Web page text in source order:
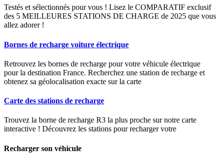
Testés et sélectionnés pour vous ! Lisez le COMPARATIF exclusif
des 5 MEILLEURES STATIONS DE CHARGE de 2025 que vous
allez adorer !
Bornes de recharge voiture électrique
Retrouvez les bornes de recharge pour votre véhicule électrique
pour la destination France. Recherchez une station de recharge et
obtenez sa géolocalisation exacte sur la carte
Carte des stations de recharge
Trouvez la borne de recharge R3 la plus proche sur notre carte
interactive ! Découvrez les stations pour recharger votre
Recharger son véhicule